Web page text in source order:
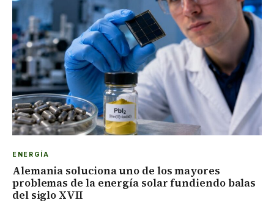
ENERGÍA
Alemania soluciona uno de los mayores
problemas de la energía solar fundiendo balas
del siglo XVII